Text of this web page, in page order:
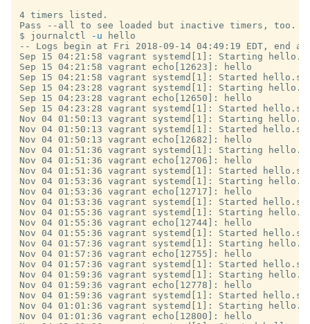
4 timers listed.
$
journalctl -u
-- Logs begin at Fri 2018-09-14 04:49:19 EDT, end at
Sep 15 04:21:58 vagrant systemd[1]: Starting
Sep 15 04:21:58 vagrant echo[12623]: hello
Sep 15 04:21:58 vagrant systemd[1]: Started
Sep 15 04:23:28 vagrant systemd[1]: Starting
Sep 15 04:23:28 vagrant echo[12650]: hello
Sep 15 04:23:28 vagrant systemd[1]: Started
Nov 04 01:50:13 vagrant systemd[1]: Starting
Nov 04 01:50:13 vagrant systemd[1]: Started
Nov 04 01:50:13 vagrant echo[12682]: hello
Nov 04 01:51:36 vagrant systemd[1]: Starting
Nov 04 01:51:36 vagrant echo[12706]: hello
Nov 04 01:51:36 vagrant systemd[1]: Started
Nov 04 01:53:36 vagrant systemd[1]: Starting
Nov 04 01:53:36 vagrant echo[12717]: hello
Nov 04 01:53:36 vagrant systemd[1]: Started
Nov 04 01:55:36 vagrant systemd[1]: Starting
Nov 04 01:55:36 vagrant echo[12744]: hello
Nov 04 01:55:36 vagrant systemd[1]: Started
Nov 04 01:57:36 vagrant systemd[1]: Starting
Nov 04 01:57:36 vagrant echo[12755]: hello
Nov 04 01:57:36 vagrant systemd[1]: Started
Nov 04 01:59:36 vagrant systemd[1]: Starting
Nov 04 01:59:36 vagrant echo[12778]: hello
Nov 04 01:59:36 vagrant systemd[1]: Started
Nov 04 01:01:36 vagrant systemd[1]: Starting
Nov 04 01:01:36 vagrant echo[12800]: hello